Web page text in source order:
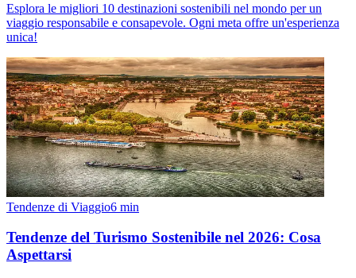
Esplora le migliori 10 destinazioni sostenibili nel mondo per un
viaggio responsabile e consapevole. Ogni meta offre un'esperienza
unica!
Tendenze di Viaggio6 min
Tendenze del Turismo Sostenibile nel 2026: Cosa
Aspettarsi